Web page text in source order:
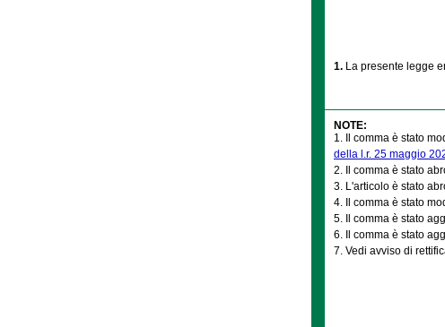
1. La presente legge
NOTE:
1. Il comma è stato
della l.r. 25 maggio
2. Il comma è stato
3. L'articolo è stato
4. Il comma è stato
5. Il comma è stato
6. Il comma è stato
7. Vedi avviso di